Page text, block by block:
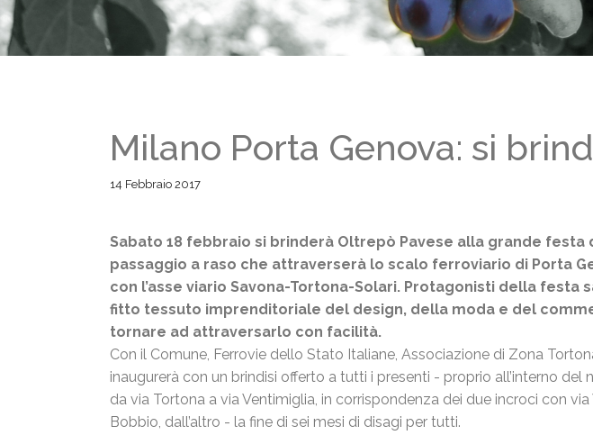
Milano Porta Genova: si
14 Febbraio 2017
Sabato 18 febbraio si brinderà Oltrepò Pavese alla grande
passaggio a raso che attraverserà lo scalo ferroviario di Porta
con l’asse viario Savona-Tortona-Solari. Protagonisti della festa
fitto tessuto imprenditoriale del design, della moda e del
tornare ad attraversarlo con facilità.
Con il Comune, Ferrovie dello Stato Italiane, Associazione di Zona
inaugurerà con un brindisi offerto a tutti i presenti - proprio all’interno
da via Tortona a via Ventimiglia, in corrispondenza dei due incroci con
Bobbio, dall’altro - la fine di sei mesi di disagi per tutti.